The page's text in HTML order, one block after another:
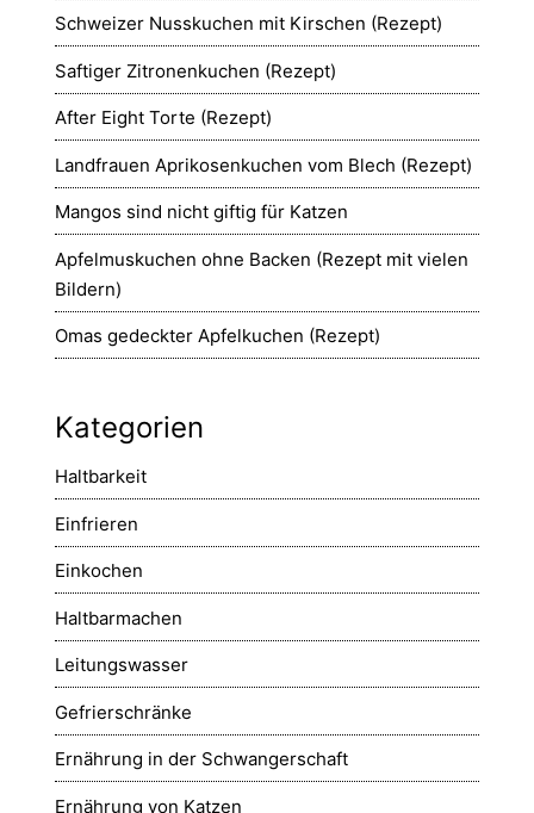
Schweizer Nusskuchen mit Kirschen (Rezept)
Saftiger Zitronenkuchen (Rezept)
After Eight Torte (Rezept)
Landfrauen Aprikosenkuchen vom Blech (Rezept)
Mangos sind nicht giftig für Katzen
Apfelmuskuchen ohne Backen (Rezept mit vielen
Bildern)
Omas gedeckter Apfelkuchen (Rezept)
Kategorien
Haltbarkeit
Einfrieren
Einkochen
Haltbarmachen
Leitungswasser
Gefrierschränke
Ernährung in der Schwangerschaft
Ernährung von Katzen